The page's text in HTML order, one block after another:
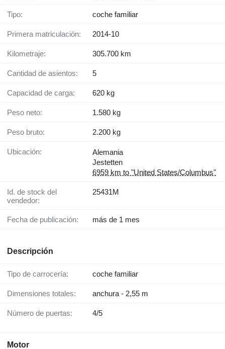
Tipo: coche familiar
Primera matriculación: 2014-10
Kilometraje: 305.700 km
Cantidad de asientos: 5
Capacidad de carga: 620 kg
Peso neto: 1.580 kg
Peso bruto: 2.200 kg
Ubicación:
Alemania
Jestetten
6959 km to "United States/Columbus"
Id. de stock del
vendedor:
25431M
Fecha de publicación: más de 1 mes
Descripción
Tipo de carrocería: coche familiar
Dimensiones totales: anchura - 2,55 m
Número de puertas: 4/5
Motor